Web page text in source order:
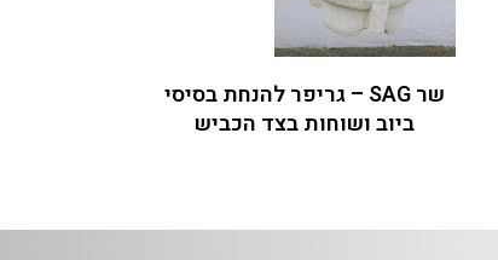
שר SAG – גריפר להנחת בסיסי
ביוב ושוחות בצד הכביש